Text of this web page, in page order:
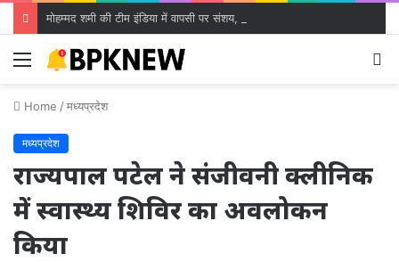
मोहम्मद शमी की टीम इंडिया में वापसी पर संशय, जहीर खान ने दी बड़ी सलाह
Menu
Home /मध्यप्रदेश
मध्यप्रदेश
राज्यपाल पटेल ने संजीवनी क्लीनिक
में स्वास्थ्य शिविर का अवलोकन
किया